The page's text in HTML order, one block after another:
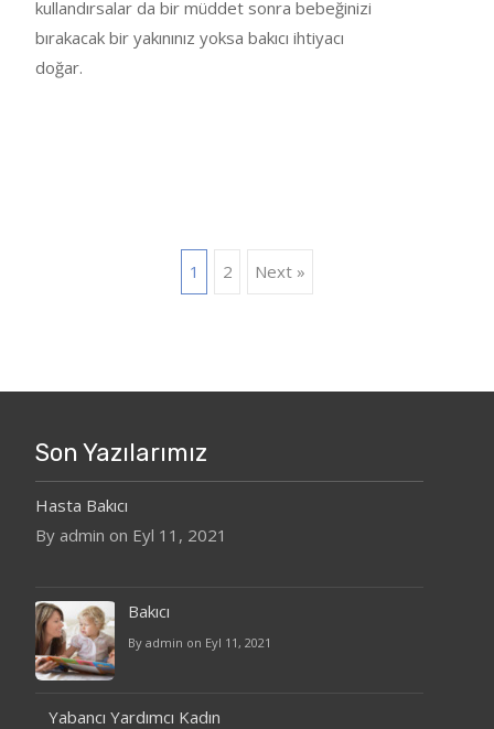
kullandırsalar da bir müddet sonra bebeğinizi
bırakacak bir yakınınız yoksa bakıcı ihtiyacı
doğar.
1 2 Next »
Son Yazılarımız
Hasta Bakıcı
By admin on Eyl 11, 2021
Bakıcı
By admin on Eyl 11, 2021
Yabancı Yardımcı Kadın